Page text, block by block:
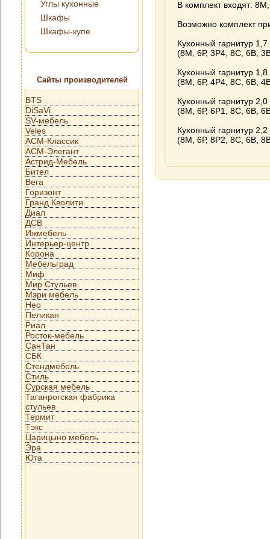
Углы кухонные
Шкафы
Шкафы-купе
Сайты производителей
BTS
DiSaVi
SV-мебель
Veles
АСМ-Классик
АСМ-Элегант
Астрид-Мебель
Бител
Вега
Горизонт
Гранд Кволити
Диал
ДСВ
Ижмебель
Интерьер-центр
Корона
Мебельград
Миф
Мир Стульев
Мэри мебель
Нео
Пеликан
Риал
Росток-мебель
СанТан
СБК
Стендмебель
Стиль
Сурская мебель
Таганрогская фабрика
стульев
Термит
Тэкс
Царицыно мебель
Эра
Юта
В комплект входят:
Возможно комплект
Кухонный гарнитур
(8М, 6Р, 3Р4, 8С, 6В,
Кухонный гарнитур
(8М, 6Р, 4Р4, 8С, 6В,
Кухонный гарнитур
(8М, 6Р, 6Р1, 8С, 6В,
Кухонный гарнитур
(8М, 6Р, 8Р2, 8С, 6В,